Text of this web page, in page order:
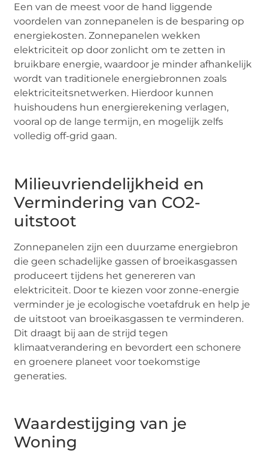
Een van de meest voor de hand liggende
voordelen van zonnepanelen is de besparing op
energiekosten. Zonnepanelen wekken
elektriciteit op door zonlicht om te zetten in
bruikbare energie, waardoor je minder afhankelijk
wordt van traditionele energiebronnen zoals
elektriciteitsnetwerken. Hierdoor kunnen
huishoudens hun energierekening verlagen,
vooral op de lange termijn, en mogelijk zelfs
volledig off-grid gaan.
Milieuvriendelijkheid en
Vermindering van CO2-
uitstoot
Zonnepanelen zijn een duurzame energiebron
die geen schadelijke gassen of broeikasgassen
produceert tijdens het genereren van
elektriciteit. Door te kiezen voor zonne-energie
verminder je je ecologische voetafdruk en help je
de uitstoot van broeikasgassen te verminderen.
Dit draagt bij aan de strijd tegen
klimaatverandering en bevordert een schonere
en groenere planeet voor toekomstige
generaties.
Waardestijging van je
Woning